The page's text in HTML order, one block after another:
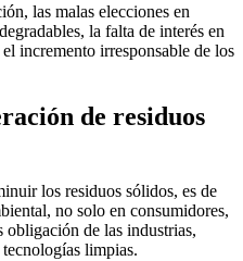
las malas elecciones en
la falta de interés en
incremento irresponsable de los
de residuos
los residuos sólidos, es de
no solo en consumidores,
obligación de las industrias,
limpias.